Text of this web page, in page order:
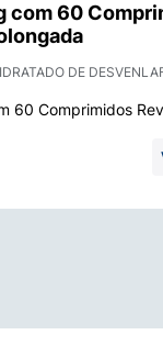
com 60
DE
60 Comprimidos